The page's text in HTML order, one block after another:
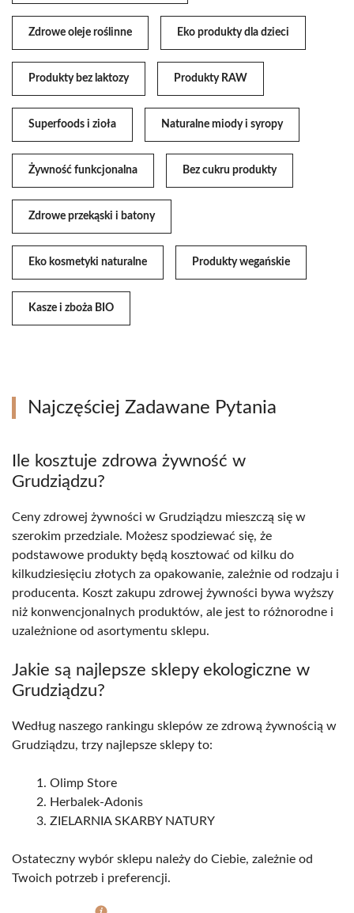
Zdrowe oleje roślinne Eko produkty dla dzieci
Produkty bez laktozy Produkty RAW
Superfoods i zioła Naturalne miody i syropy
Żywność funkcjonalna Bez cukru produkty
Zdrowe przekąski i batony
Eko kosmetyki naturalne Produkty wegańskie
Kasze i zboża BIO
Najczęściej Zadawane Pytania
Ile kosztuje zdrowa żywność w
Grudziądzu?
Ceny zdrowej żywności w Grudziądzu mieszczą się w
szerokim przedziale. Możesz spodziewać się, że
podstawowe produkty będą kosztować od kilku do
kilkudziesięciu złotych za opakowanie, zależnie od rodzaju i
producenta. Koszt zakupu zdrowej żywności bywa wyższy
niż konwencjonalnych produktów, ale jest to różnorodne i
uzależnione od asortymentu sklepu.
Jakie są najlepsze sklepy ekologiczne w
Grudziądzu?
Według naszego rankingu sklepów ze zdrową żywnością w
Grudziądzu, trzy najlepsze sklepy to:
Olimp Store
Herbalek-Adonis
ZIELARNIA SKARBY NATURY
Ostateczny wybór sklepu należy do Ciebie, zależnie od
Twoich potrzeb i preferencji.